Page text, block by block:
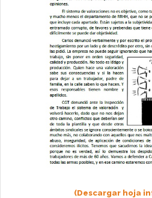
(Descargar hoja